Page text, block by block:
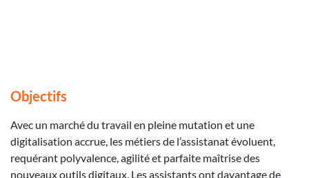
Objectifs
Avec un marché du travail en pleine mutation et une
digitalisation accrue, les métiers de l’assistanat évoluent,
requérant polyvalence, agilité et parfaite maîtrise des
nouveaux outils digitaux. Les assistants ont davantage de